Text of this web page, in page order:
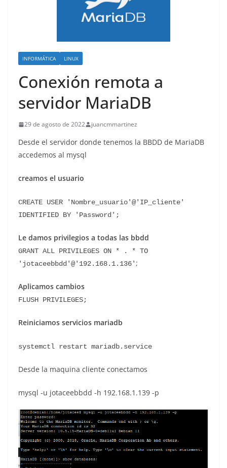
INFORMÁTICA LINUX
Conexión remota a
servidor MariaDB
29 de agosto de 2022 juancmmartinez
Desde el servidor donde tenemos la BBDD de MariaDB
accedemos al mysql
creamos el usuario
CREATE USER 'Nombre_usuario'@'IP_cliente'
IDENTIFIED BY 'Password';
Le damos privilegios a todas las bbdd
GRANT ALL PRIVILEGES ON * . * TO
'jotaceebbdd'@'192.168.1.136';
Aplicamos cambios
FLUSH PRIVILEGES;
Reiniciamos servicios mariadb
systemctl restart mariadb.service
Desde la maquina cliente conectamos
mysql -u jotaceebbdd -h 192.168.1.139 -p